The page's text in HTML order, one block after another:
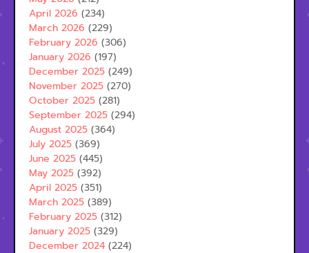
April 2026 (234)
March 2026 (229)
February 2026 (306)
January 2026 (197)
December 2025 (249)
November 2025 (270)
October 2025 (281)
September 2025 (294)
August 2025 (364)
July 2025 (369)
June 2025 (445)
May 2025 (392)
April 2025 (351)
March 2025 (389)
February 2025 (312)
January 2025 (329)
December 2024 (224)